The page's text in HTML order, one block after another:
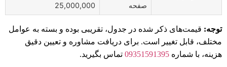
صفحه
25,000,000
توجه: قیمت‌های ذکر شده در جدول، تقریبی بوده و بسته به عوامل
مختلف، قابل تغییر است. برای دریافت مشاوره و تعیین دقیق
هزینه، با شماره 09351591395 تماس بگیرید.